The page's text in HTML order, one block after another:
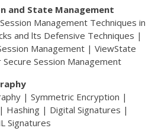
and State Management
Management Techniques in
and lts Defensive Techniques |
Management | ViewState
Session Management
| Symmetric Encryption |
Hashing | Digital Signatures |
Signatures